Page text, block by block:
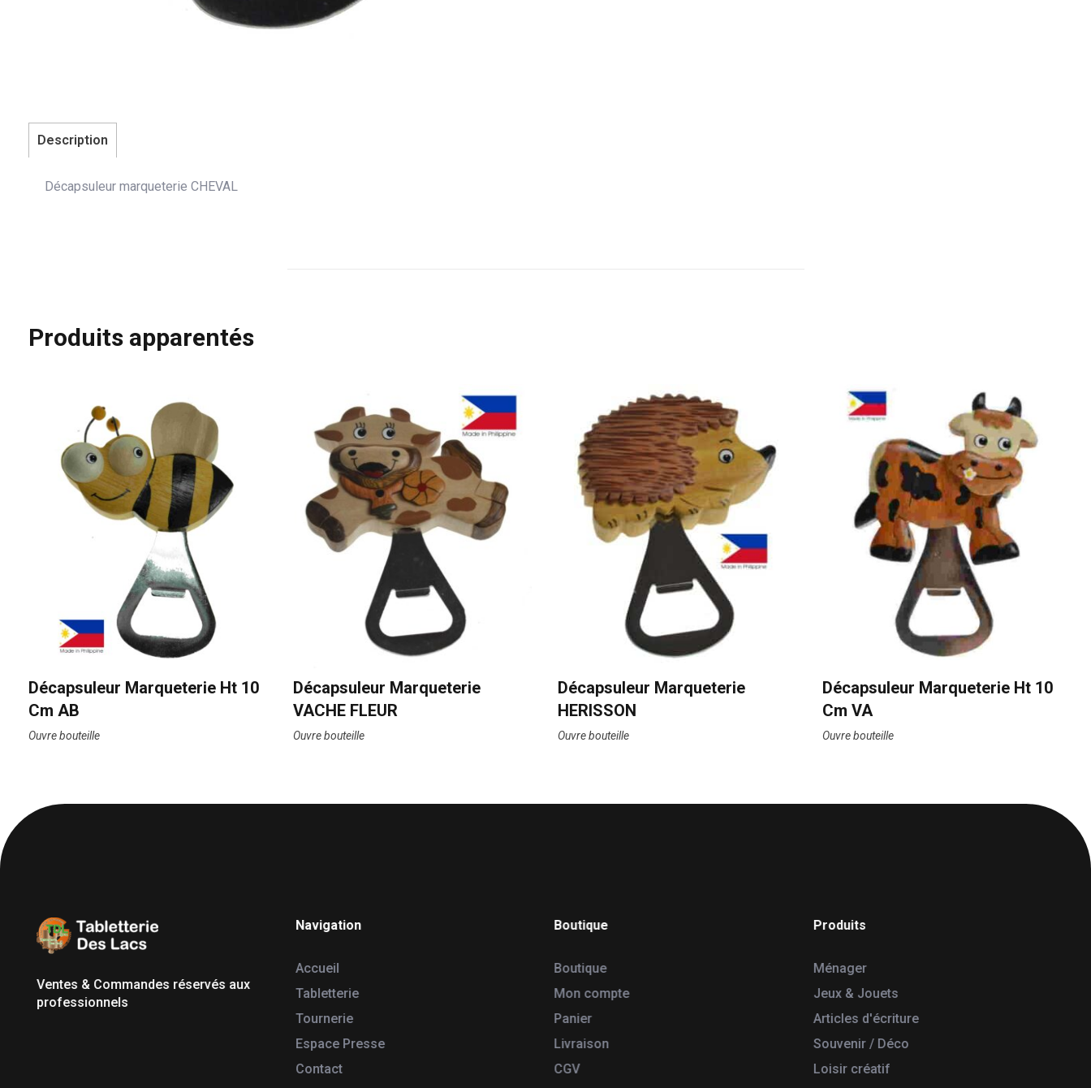
Description
Décapsuleur marqueterie CHEVAL
Produits apparentés
Décapsuleur Marqueterie Ht 10
Cm AB
Ouvre bouteille
Décapsuleur Marqueterie
VACHE FLEUR
Ouvre bouteille
Décapsuleur Marqueterie
HERISSON
Ouvre bouteille
Décapsuleur Marqueterie Ht 10
Cm VA
Ouvre bouteille
Ventes & Commandes réservés aux
professionnels
Navigation
Accueil
Tabletterie
Tournerie
Espace Presse
Contact
Boutique
Boutique
Mon compte
Panier
Livraison
CGV
Produits
Ménager
Jeux & Jouets
Articles d'écriture
Souvenir / Déco
Loisir créatif